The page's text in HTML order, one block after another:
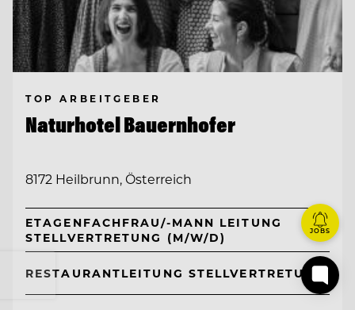
TOP ARBEITGEBER
Naturhotel Bauernhofer
8172 Heilbrunn, Österreich
ETAGENFACHFRAU/-MANN LEITUNG
STELLVERTRETUNG (M/W/D)
RESTAURANTLEITUNG STELLVERTRETUNG
JOBS